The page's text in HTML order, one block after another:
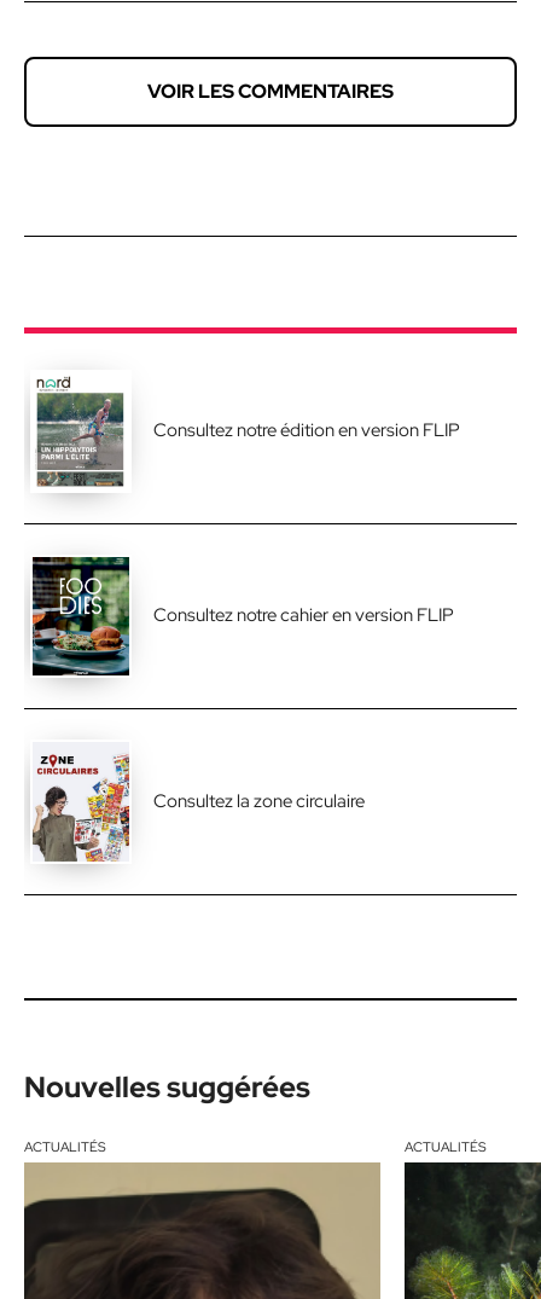
VOIR LES COMMENTAIRES
Consultez notre édition en version FLIP
Consultez notre cahier en version FLIP
Consultez la zone circulaire
Nouvelles suggérées
ACTUALITÉS ACTUALITÉS